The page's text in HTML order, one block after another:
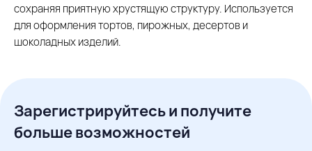
сохраняя приятную хрустящую структуру. Используется
для оформления тортов, пирожных, десертов и
шоколадных изделий.
Зарегистрируйтесь и получите
больше возможностей